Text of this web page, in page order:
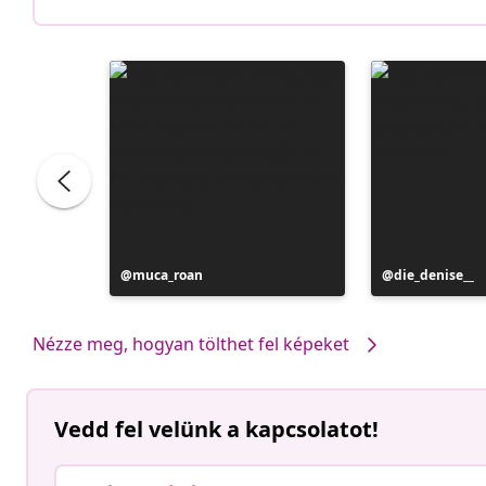
Bejegyzés
közzétevője
muca_roan
Bejegyzés
közzétevője
die_denise__
Nézze meg, hogyan tölthet fel képeket
Vedd fel velünk a kapcsolatot!